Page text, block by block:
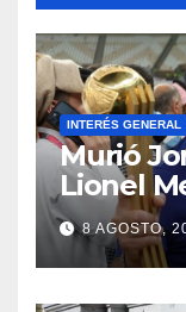
INTERÉS GENERAL
Murió
Lionel
8 AGOSTO,